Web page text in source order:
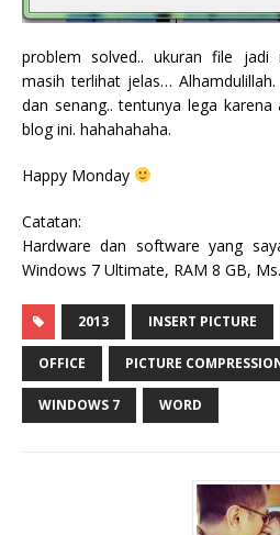
problem solved.. ukuran file jadi
masih terlihat jelas…
dan senang.. tentunya lega
blog ini. hahahahaha.
Happy Monday
Catatan:
Hardware dan software yang
Windows 7 Ultimate, RAM 8 GB,
2013 INSERT PICTURE
OFFICE PICTURE
WINDOWS 7 WORD